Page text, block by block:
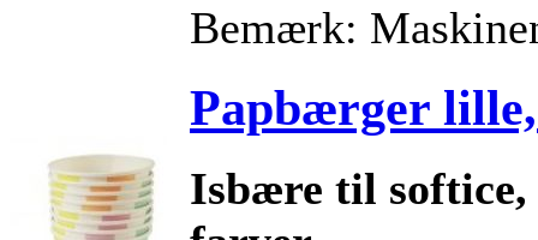
Bemærk:
Papbærger
Isbære til